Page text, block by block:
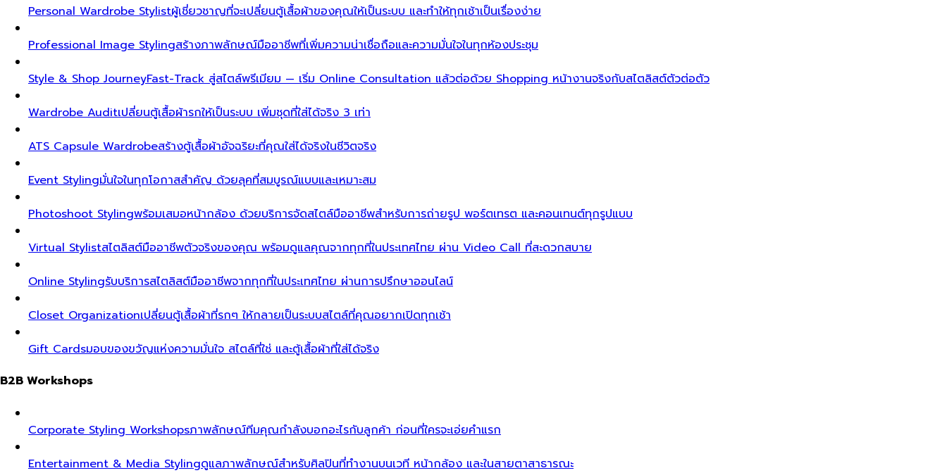
Personal Wardrobe Stylistผู้เชี่ยวชาญที่จะเปลี่ยนตู้เสื้อผ้าของคุณให้เป็นระบบ และทำให้ทุกเช้าเป็นเรื่องง่าย
Professional Image Stylingสร้างภาพลักษณ์มืออาชีพที่เพิ่มความน่าเชื่อถือและความมั่นใจในทุกห้องประชุม
Style & Shop JourneyFast-Track สู่สไตล์พรีเมียม — เริ่ม Online Consultation แล้วต่อด้วย Shopping หน้างานจริงกับสไตลิสต์ตัวต่อตัว
Wardrobe Auditเปลี่ยนตู้เสื้อผ้ารกให้เป็นระบบ เพิ่มชุดที่ใส่ได้จริง 3 เท่า
ATS Capsule Wardrobeสร้างตู้เสื้อผ้าอัจฉริยะที่คุณใส่ได้จริงในชีวิตจริง
Event Stylingมั่นใจในทุกโอกาสสำคัญ ด้วยลุคที่สมบูรณ์แบบและเหมาะสม
Photoshoot Stylingพร้อมเสมอหน้ากล้อง ด้วยบริการจัดสไตล์มืออาชีพสำหรับการถ่ายรูป พอร์ตเทรต และคอนเทนต์ทุกรูปแบบ
Virtual Stylistสไตลิสต์มืออาชีพตัวจริงของคุณ พร้อมดูแลคุณจากทุกที่ในประเทศไทย ผ่าน Video Call ที่สะดวกสบาย
Online Stylingรับบริการสไตลิสต์มืออาชีพจากทุกที่ในประเทศไทย ผ่านการปรึกษาออนไลน์
Closet Organizationเปลี่ยนตู้เสื้อผ้าที่รกๆ ให้กลายเป็นระบบสไตล์ที่คุณอยากเปิดทุกเช้า
Gift Cardsมอบของขวัญแห่งความมั่นใจ สไตล์ที่ใช่ และตู้เสื้อผ้าที่ใส่ได้จริง
B2B Workshops
Corporate Styling Workshopsภาพลักษณ์ทีมคุณกำลังบอกอะไรกับลูกค้า ก่อนที่ใครจะเอ่ยคำแรก
Entertainment & Media Stylingดูแลภาพลักษณ์สำหรับศิลปินที่ทำงานบนเวที หน้ากล้อง และในสายตาสาธารณะ